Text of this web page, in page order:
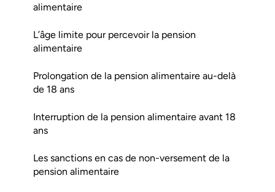
alimentaire
L’âge limite pour percevoir la pension
alimentaire
Prolongation de la pension alimentaire au-delà
de 18 ans
Interruption de la pension alimentaire avant 18
ans
Les sanctions en cas de non-versement de la
pension alimentaire